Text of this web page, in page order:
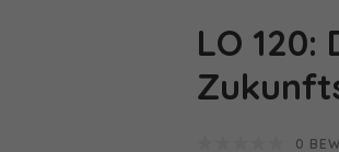
LO 120:
0